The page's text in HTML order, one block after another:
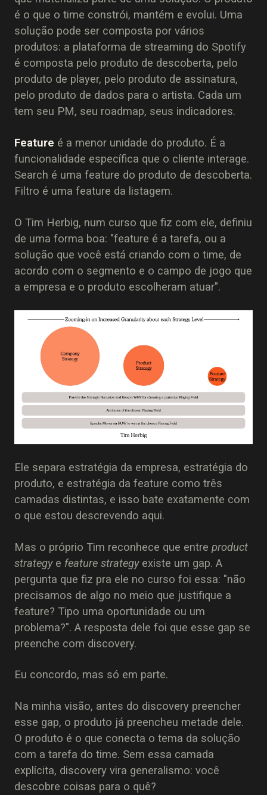
é o que o time constrói, mantém e evolui. Uma
solução pode ser composta por vários
produtos: a plataforma de streaming do Spotify
é composta pelo produto de descoberta, pelo
produto de player, pelo produto de assinatura,
pelo produto de dados para o artista. Cada um
tem seu PM, seu roadmap, seus indicadores.
Feature é a menor unidade do produto. É a
funcionalidade específica que o cliente interage.
Search é uma feature do produto de descoberta.
Filtro é uma feature da listagem.
O Tim Herbig, num curso que fiz com ele, definiu
de uma forma boa: "feature é a tarefa, ou a
solução que você está criando com o time, de
acordo com o segmento e o campo de jogo que
a empresa e o produto escolheram atuar".
Ele separa estratégia da empresa, estratégia do
produto, e estratégia da feature como três
camadas distintas, e isso bate exatamente com
o que estou descrevendo aqui.
Mas o próprio Tim reconhece que entre product
strategye feature strategyexiste um gap. A
pergunta que fiz pra ele no curso foi essa: "não
precisamos de algo no meio que justifique a
feature? Tipo uma oportunidade ou um
problema?". A resposta dele foi que esse gap se
preenche com discovery.
Eu concordo, mas só em parte.
Na minha visão, antes do discovery preencher
esse gap, o produto já preencheu metade dele.
O produto é o que conecta o tema da solução
com a tarefa do time. Sem essa camada
explícita, discovery vira generalismo: você
descobre coisas para o quê?